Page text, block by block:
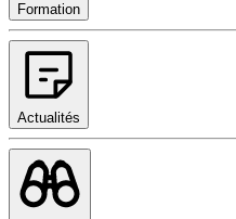
Formation
Actualités